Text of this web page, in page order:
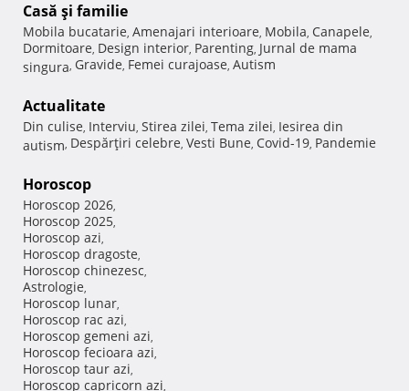
Casă şi familie
Mobila bucatarie, Amenajari interioare, Mobila, Canapele,
Dormitoare, Design interior, Parenting, Jurnal de mama
singura, Gravide, Femei curajoase, Autism
Actualitate
Din culise, Interviu, Stirea zilei, Tema zilei, Iesirea din
autism, Despărţiri celebre, Vesti Bune, Covid-19, Pandemie
Horoscop
Horoscop 2026,
Horoscop 2025,
Horoscop azi,
Horoscop dragoste,
Horoscop chinezesc,
Astrologie,
Horoscop lunar,
Horoscop rac azi,
Horoscop gemeni azi,
Horoscop fecioara azi,
Horoscop taur azi,
Horoscop capricorn azi,